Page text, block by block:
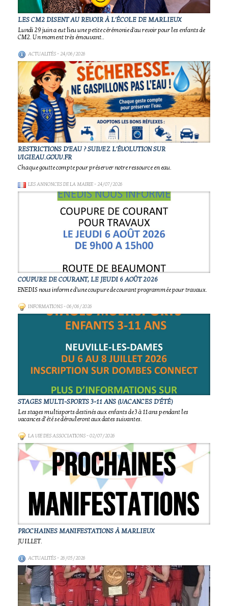
LES CM2 DISENT AU REVOIR À L'ÉCOLE DE MARLIEUX
Lundi 29 juin a eut lieu une petite cérémonie d'au revoir pour les enfants de
CM2. Un moment très émouvant..
ACTUALITÉS- 24/06/2026
RESTRICTIONS D'EAU ? SUIVEZ L'ÉVOLUTION SUR
VIGIEAU.GOUV.FR
Chaque goutte compte pour préserver notre ressource en eau.
LES ANNONCES DE LA MAIRIE- 24/07/2026
COUPURE DE COURANT, LE JEUDI 6 AOÛT 2026
ENEDIS nous informe d'une coupure de courant programmée pour travaux.
INFORMATIONS- 06/06/2026
STAGES MULTI-SPORTS 3-11 ANS (VACANCES D'ÉTÉ)
Les stages multisports destinés aux enfants de 3 à 11 ans pendant les
vacances d’été se dérouleront aux dates suivantes.
LA VIE DES ASSOCIATIONS- 02/07/2026
PROCHAINES MANIFESTATIONS À MARLIEUX
JUILLET.
ACTUALITÉS- 26/05/2026